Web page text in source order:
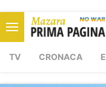
TV CRONACA